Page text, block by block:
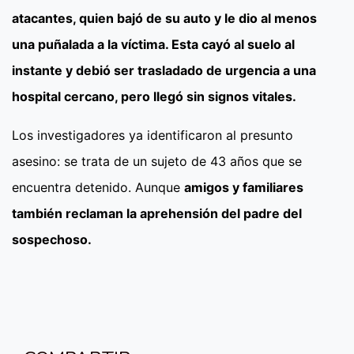
atacantes, quien bajó de su auto y le dio al menos
una puñalada a la víctima. Esta cayó al suelo al
instante y debió ser trasladado de urgencia a una
hospital cercano, pero llegó sin signos vitales.
Los investigadores ya identificaron al presunto
asesino: se trata de un sujeto de 43 años que se
encuentra detenido. Aunque amigos y familiares
también reclaman la aprehensión del padre del
sospechoso.